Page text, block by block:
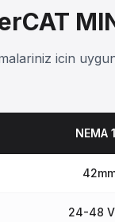
icin
NEMA
24-48